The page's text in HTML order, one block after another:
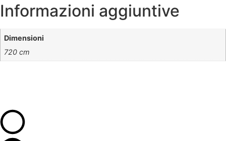
Informazioni aggiuntive
Dimensioni
720 cm